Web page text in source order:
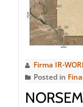
Aufstieg
der
Batterie-
Die
Firma IR-
Posted in